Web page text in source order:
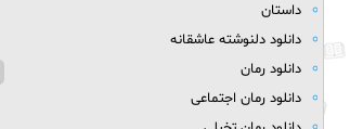
داستان
دانلود دلنوشته عاشقانه
دانلود رمان
دانلود رمان اجتماعی